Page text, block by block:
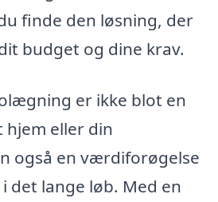
finde den løsning, der
budget og dine krav.
er ikke blot en
eller din
også en værdiforøgelse
det lange løb. Med en